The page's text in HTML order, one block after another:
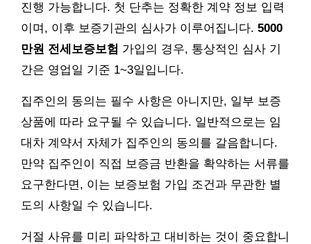
진행 가능합니다. 첫 단추는 정확한 계약 정보 입력
이며, 이후 보증기관의 심사가 이루어집니다. 5000
만원 전세보증보험 가입의 경우, 통상적인 심사 기
간은 영업일 기준 1~3일입니다.
집주인의 동의는 필수 사항은 아니지만, 일부 보증
상품에 따라 요구될 수 있습니다. 일반적으로는 임
대차 계약서 자체가 집주인의 동의를 갈음합니다.
만약 집주인이 직접 보증금 반환을 확약하는 서류를
요구한다면, 이는 보증보험 가입 조건과 무관한 별
도의 사항일 수 있습니다.
거절 사유를 미리 파악하고 대비하는 것이 중요합니